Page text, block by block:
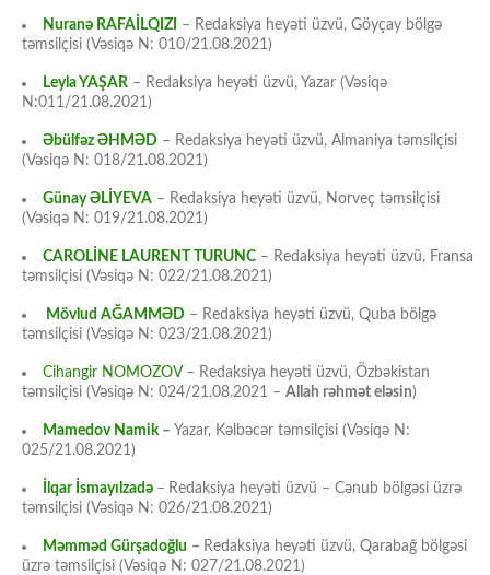
Nuranə RAFAİLQIZI
– Redaksiya heyəti üzvü, Göyçay bölgə
təmsilçisi (Vəsiqə N: 010/21.08.2021)
Leyla YAŞAR – Redaksiya heyəti üzvü, Yazar (Vəsiqə
N:011/21.08.2021)
Əbülfəz ƏHMƏD – Redaksiya heyəti üzvü, Almaniya təmsilçisi
(Vəsiqə N: 018/21.08.2021)
Günay ƏLİYEVA – Redaksiya heyəti üzvü, Norveç təmsilçisi
(Vəsiqə N: 019/21.08.2021)
CAROLİNE LAURENT TURUNC – Redaksiya heyəti üzvü, Fransa
təmsilçisi (Vəsiqə N: 022/21.08.2021)
Mövlud AĞAMMƏD – Redaksiya heyəti üzvü, Quba bölgə
təmsilçisi (Vəsiqə N: 023/21.08.2021)
Cihangir NOMOZOV– Redaksiya heyəti üzvü, Özbəkistan
təmsilçisi (Vəsiqə N: 024/21.08.2021 – Allah rəhmət eləsin)
Mamedov Namik – Yazar, Kəlbəcər təmsilçisi (Vəsiqə N:
025/21.08.2021)
İlqar İsmayılzadə – Redaksiya heyəti üzvü – Cənub bölgəsi üzrə
təmsilçisi (Vəsiqə N: 026/21.08.2021)
Məmməd Gürşadoğlu – Redaksiya heyəti üzvü, Qarabağ bölgəsi
üzrə təmsilçisi (Vəsiqə N: 027/21.08.2021)